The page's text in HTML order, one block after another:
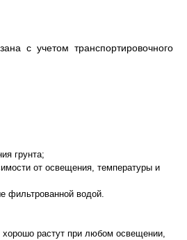
с учетом транспортировочного
грунта;
от освещения, температуры и
фильтрованной водой.
хорошо растут при любом освещении,